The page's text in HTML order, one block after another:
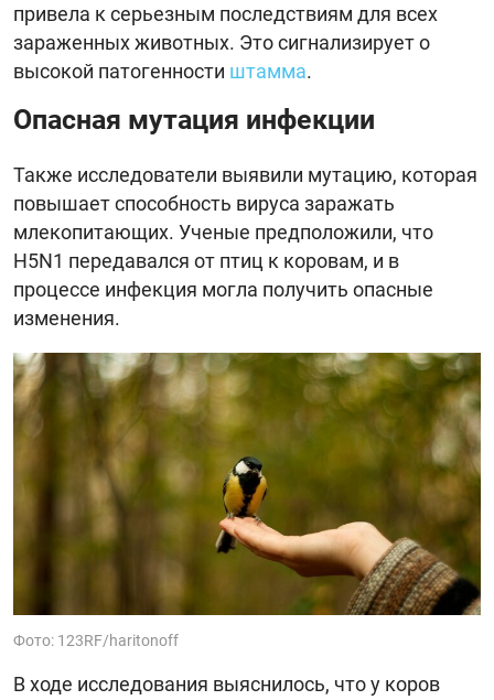
привела к серьезным последствиям для всех
зараженных животных. Это сигнализирует о
высокой патогенности штамма.
Опасная мутация инфекции
Также исследователи выявили мутацию, которая
повышает способность вируса заражать
млекопитающих. Ученые предположили, что
H5N1 передавался от птиц к коровам, и в
процессе инфекция могла получить опасные
изменения.
Фото: 123RF/haritonoff
В ходе исследования выяснилось, что у коров